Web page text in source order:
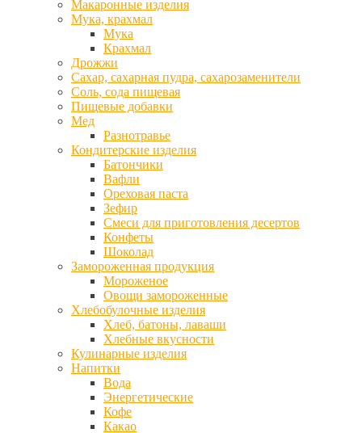
Макаронные изделия
Мука, крахмал
Мука
Крахмал
Дрожжи
Сахар, сахарная пудра, сахарозаменители
Соль, сода пищевая
Пищевые добавки
Мед
Разнотравье
Кондитерские изделия
Батончики
Вафли
Ореховая паста
Зефир
Смеси для приготовления десертов
Конфеты
Шоколад
Замороженная продукция
Мороженое
Овощи замороженные
Хлебобулочные изделия
Хлеб, батоны, лаваши
Хлебные вкусности
Кулинарные изделия
Напитки
Вода
Энергетические
Кофе
Какао